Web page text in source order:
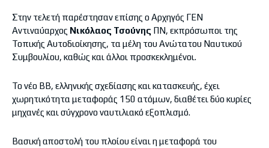
Στην τελετή παρέστησαν επίσης ο Αρχηγός ΓΕΝ
Αντιναύαρχος Νικόλαος Τσούνης ΠΝ, εκπρόσωποι της
Τοπικής Αυτοδιοίκησης, τα μέλη του Ανώτατου Ναυτικού
Συμβουλίου, καθώς και άλλοι προσκεκλημένοι.
Το νέο ΒΒ, ελληνικής σχεδίασης και κατασκευής, έχει
χωρητικότητα μεταφοράς 150 ατόμων, διαθέτει δύο κυρίες
μηχανές και σύγχρονο ναυτιλιακό εξοπλισμό.
Βασική αποστολή του πλοίου είναι η μεταφορά του